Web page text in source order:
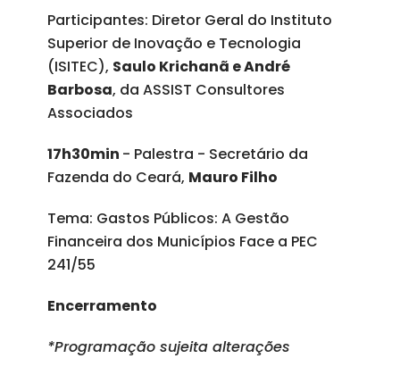
Participantes: Diretor Geral do Instituto
Superior de Inovação e Tecnologia
(ISITEC), Saulo Krichanã e André
Barbosa, da ASSIST Consultores
Associados
17h30min - Palestra - Secretário da
Fazenda do Ceará, Mauro Filho
Tema: Gastos Públicos: A Gestão
Financeira dos Municípios Face a PEC
241/55
Encerramento
*Programação sujeita alterações